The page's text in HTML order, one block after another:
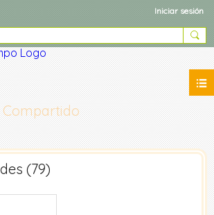
Iniciar sesión
(79)